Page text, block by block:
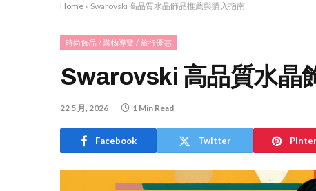
Home » Swarovski 高品質水晶飾品推薦與購入指南
時尚飾品 / 購物導覽 / 旅行優惠
Swarovski 高品質水晶
22 5 月, 2026 1 Min Read
Facebook Twitter